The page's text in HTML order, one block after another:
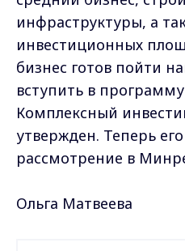
инфраструктуры, а
инвестиционных
бизнес готов пойти
вступить в
Комплексный
утвержден. Теперь
рассмотрение в
Ольга Матвеева